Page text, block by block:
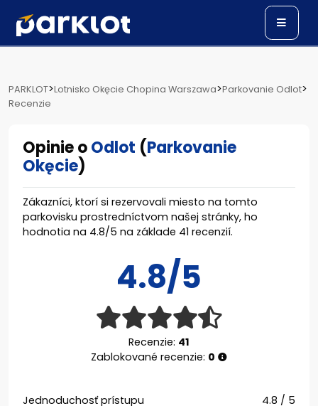
PARKLOT>Lotnisko Okęcie Chopina Warszawa>Parkovanie Odlot>
Recenzie
Opinie oOdlot (Parkovanie
Okęcie)
Zákazníci, ktorí si rezervovali miesto na tomto
parkovisku prostredníctvom našej stránky, ho
hodnotia na 4.8/5 na základe 41 recenzií.
4.8/5
Recenzie: 41
Zablokované recenzie: 0
Jednoduchosť prístupu 4.8 / 5